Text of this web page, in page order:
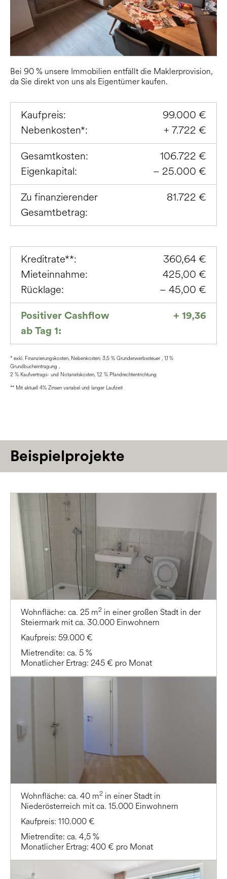
Bei 90 % unsere Immobilien entfällt die Maklerprovision,
da Sie direkt von uns als Eigentümer kaufen.
Kaufpreis:
Nebenkosten*:
99.000 €
+ 7.722 €
Gesamtkosten:
Eigenkapital:
106.722 €
– 25.000 €
Zu finanzierender
Gesamtbetrag:
81.722 €
Kreditrate**:
Mieteinnahme:
Rücklage:
360,64 €
425,00 €
– 45,00 €
Positiver Cashflow
ab Tag 1:
+ 19,36
* exkl. Finanzierungskosten, Nebenkosten: 3,5 % Grunderwerbssteuer , 1,1 %
Grundbucheintragung ,
2 % Kaufvertrags- und Notariatskosten, 1,2 % Pfandrechtentrichtung
** Mit aktuell 4% Zinsen variabel und langer Laufzeit
Beispielprojekte
Wohnfläche: ca. 25 m2 in einer großen Stadt in der
Steiermark mit ca. 30.000 Einwohnern
Kaufpreis: 59.000 €
Mietrendite: ca. 5 %
Monatlicher Ertrag: 245 € pro Monat
Wohnfläche: ca. 40 m2 in einer Stadt in
Niederösterreich mit ca. 15.000 Einwohnern
Kaufpreis: 110.000 €
Mietrendite: ca. 4,5 %
Monatlicher Ertrag: 400 € pro Monat